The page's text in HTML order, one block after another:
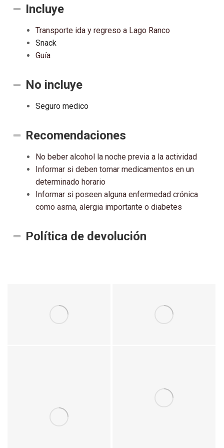
Incluye
Transporte ida y regreso a Lago Ranco
Snack
Guía
No incluye
Seguro medico
Recomendaciones
No beber alcohol la noche previa a la actividad
Informar si deben tomar medicamentos en un
determinado horario
Informar si poseen alguna enfermedad crónica
como asma, alergia importante o diabetes
Política de devolución